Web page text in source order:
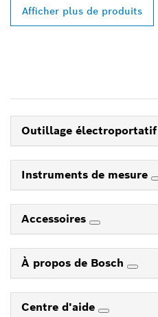
Afficher plus de produits
Outillage électroportatif
Instruments de mesure
Accessoires
À propos de Bosch
Centre d'aide